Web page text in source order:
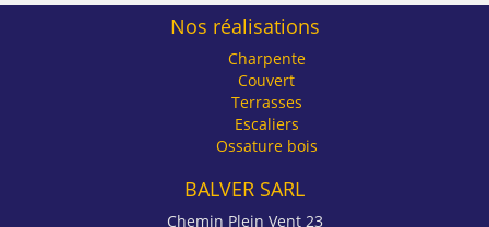
Nos réalisations
Charpente
Couvert
Terrasses
Escaliers
Ossature bois
BALVER SARL
Chemin Plein Vent 23